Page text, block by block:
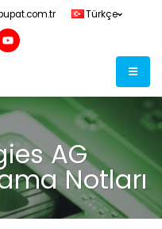
Türkçe
AG
Notları